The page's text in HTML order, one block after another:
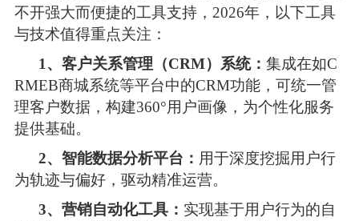
不开强大而便捷的工具支持，2026年，以下工具
与技术值得重点关注：
1、客户关系管理（CRM）系统： 集成在如C
RMEB商城系统等平台中的CRM功能，可统一管
理客户数据，构建360°用户画像，为个性化服务
提供基础。
2、智能数据分析平台： 用于深度挖掘用户行
为轨迹与偏好，驱动精准运营。
3、营销自动化工具： 实现基于用户行为的自